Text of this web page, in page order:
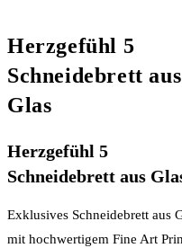
Herzgefühl 5
Schneidebrett aus
Glas
Herzgefühl 5
Schneidebrett aus
Exklusives Schneidebrett aus
mit hochwertigem Fine Art